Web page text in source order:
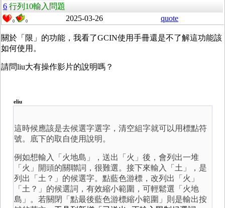
6 行列10輸入問題
0 0 2025-03-26 quote
關於 「限」的功能，我看了GCIN使用手冊還是不了解這功能該
如何使用。
請問liu大有操作影片的說明嗎？
eliu
這時候應該是去候選字選字，清空組字就可以用標點符
號。底下的取自使用說明。
例如想輸入「火地島」
，送出「火」後，會列出一堆
「火」開頭的關聯詞，很難選。接下來輸入「土」，是
列出「土？」的候選字。點藍色游標，改列出「火」
「土？」的候選詞，有效縮小範圍，可輕鬆選「火地
島」。若關閉「點最後藍色游標縮小範圍」則是輸出按